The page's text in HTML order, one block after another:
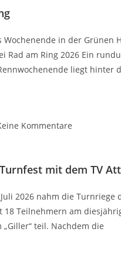
Wochenende in der Grünen
Rad am Ring 2026 Ein
liegt hinter
Kommentare
mit dem TV
2026 nahm die Turnriege
18 Teilnehmern am
teil. Nachdem die